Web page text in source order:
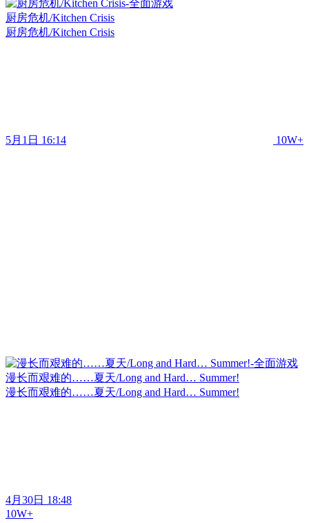
厨房危机/Kitchen Crisis
厨房危机/Kitchen Crisis
5月1日 16:14 10W+
漫长而艰难的……夏天/Long and Hard… Summer!
漫长而艰难的……夏天/Long and Hard… Summer!
4月30日 18:48
10W+